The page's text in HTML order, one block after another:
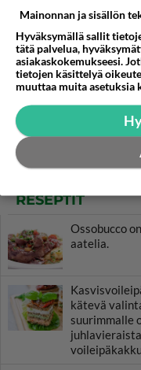
RESEPTIT
Ossobucco
aatelia.
kätevä
suurimmalle
Mainonnan ja sisällön
Hyväksymällä sallit
tätä palvelua,
asiakaskokemukseesi.
tietojen käsittelyä
muuttaa muita